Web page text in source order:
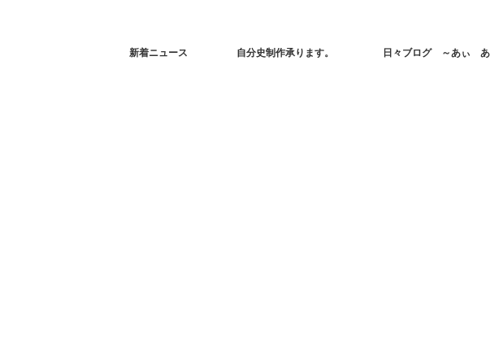
新着ニュース 自分史制作承ります。 日々ブログ ～あぃ